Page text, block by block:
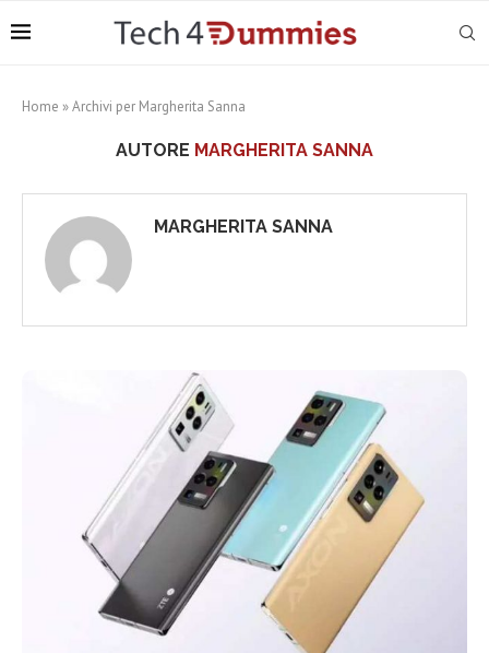
Home »Archivi per Margherita Sanna
AUTORE MARGHERITA SANNA
MARGHERITA SANNA